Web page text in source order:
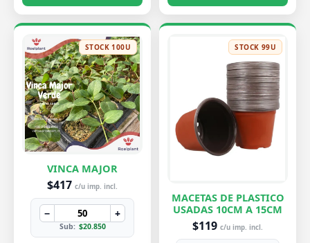
STOCK 100U
VINCA MAJOR
$417 c/u imp. incl.
− +
Sub: $20.850
STOCK 99U
MACETAS DE PLASTICO
USADAS 10CM A 15CM
$119 c/u imp. incl.